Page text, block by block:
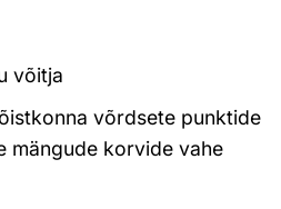
võitja
võrdsete punktide
mängude korvide vahe